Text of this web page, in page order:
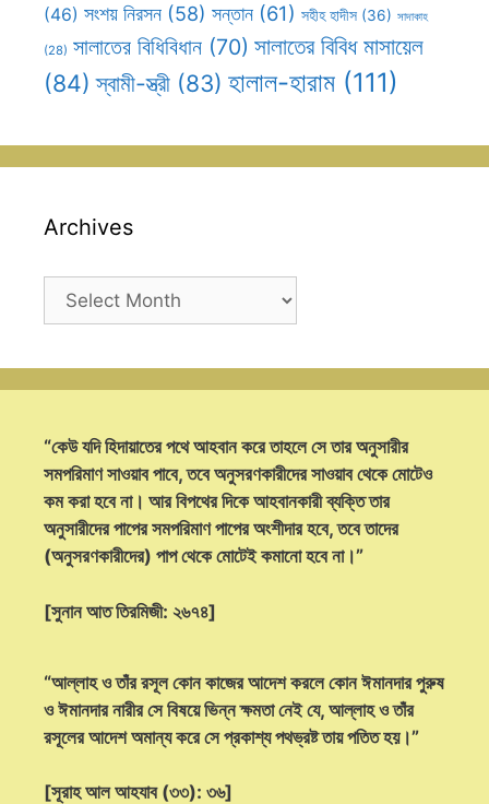
(46) সংশয় নিরসন (58) সন্তান (61) সহীহ হাদীস (36) সাদাকাহ
(28) সালাতের বিধিবিধান (70) সালাতের বিবিধ মাসায়েল
(84) স্বামী-স্ত্রী (83) হালাল-হারাম (111)
Archives
Archives
“কেউ যদি হিদায়াতের পথে আহবান করে তাহলে সে তার অনুসারীর
সমপরিমাণ সাওয়াব পাবে, তবে অনুসরণকারীদের সাওয়াব থেকে মোটেও
কম করা হবে না। আর বিপথের দিকে আহবানকারী ব্যক্তি তার
অনুসারীদের পাপের সমপরিমাণ পাপের অংশীদার হবে, তবে তাদের
(অনুসরণকারীদের) পাপ থেকে মোটেই কমানো হবে না।”
[সুনান আত তিরমিজী: ২৬৭৪]
“আল্লাহ ও তাঁর রসূল কোন কাজের আদেশ করলে কোন ঈমানদার পুরুষ
ও ঈমানদার নারীর সে বিষয়ে ভিন্ন ক্ষমতা নেই যে, আল্লাহ ও তাঁর
রসূলের আদেশ অমান্য করে সে প্রকাশ্য পথভ্রষ্ট তায় পতিত হয়।”
[সূরাহ আল আহযাব (৩৩): ৩৬]